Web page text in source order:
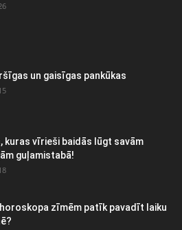
un gaisīgas pankūkas
kuras vīrieši baidās lūgt savām
guļamistabā!
zīmēm patīk pavadīt laiku